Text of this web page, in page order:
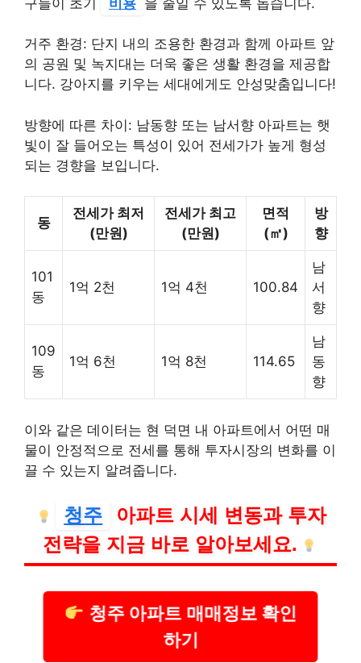
거주 환경: 단지 내의 조용한 환경과 함께 아파트 앞
의 공원 및 녹지대는 더욱 좋은 생활 환경을 제공합
니다. 강아지를 키우는 세대에게도 안성맞춤입니다!
방향에 따른 차이: 남동향 또는 남서향 아파트는 햇
빛이 잘 들어오는 특성이 있어 전세가가 높게 형성
되는 경향을 보입니다.
동
전세가 최저
(만원)
전세가 최고
(만원)
면적
(㎡)
방
향
101
동
1억 2천 1억 4천 100.84
남
서
향
109
동
1억 6천 1억 8천 114.65
남
동
향
이와 같은 데이터는 현 덕면 내 아파트에서 어떤 매
물이 안정적으로 전세를 통해 투자시장의 변화를 이
끌 수 있는지 알려줍니다.
청주
아파트 시세 변동과 투자
전략을 지금 바로 알아보세요.
청주 아파트 매매정보 확인
하기